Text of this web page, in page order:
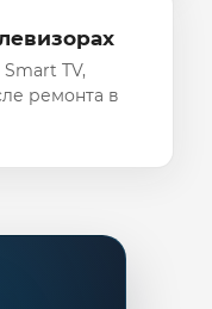
TV,
ремонта в